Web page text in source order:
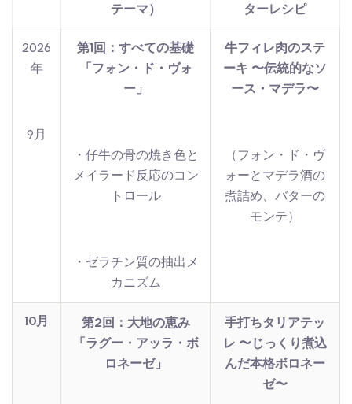
テーマ）
ターレシピ
2026
年
9月
第1回：すべての基礎
「フォン・ド・ヴォ
ー」
・仔牛の骨の焼き色と
メイラード反応のコン
トロール
・ゼラチン質の抽出メ
カニズム
牛フィレ肉のステ
ーキ 〜伝統的なソ
ース・マデラ〜
（フォン・ド・ヴ
ォーとマデラ酒の
煮詰め、バターの
モンテ）
10月
第2回：大地の恵み
「ラグー・アッラ・ボ
ロネーゼ」
手打ちタリアテッ
レ 〜じっくり煮込
んだ本格ボロネー
ゼ〜